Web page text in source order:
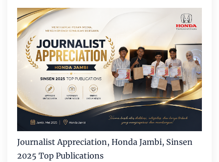
Journalist Appreciation, Honda Jambi, Sinsen
2025 Top Publications